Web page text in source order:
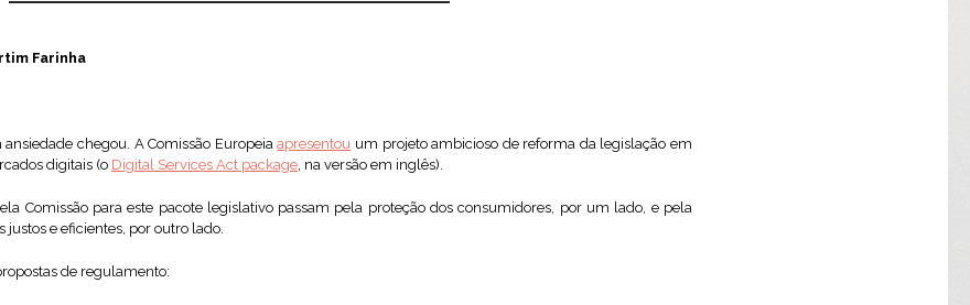
Farinha
chegou. A Comissão Europeiaapresentou um projeto ambicioso de reforma da legislação em
digitais (o Digital Services Act package, na versão em inglês).
Comissão para este pacote legislativo passam pela proteção dos consumidores, por um lado, e pela
e eficientes, por outro lado.
de regulamento: